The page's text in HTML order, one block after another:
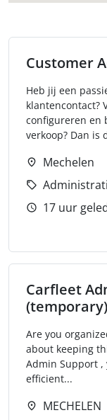
Customer
Heb jij een
klantencontact?
configureren en
verkoop? Dan is
Mechelen
17 uur
Carfleet
(temporary)
Are you
about keeping
Admin Support ,
efficient...
MECHELEN